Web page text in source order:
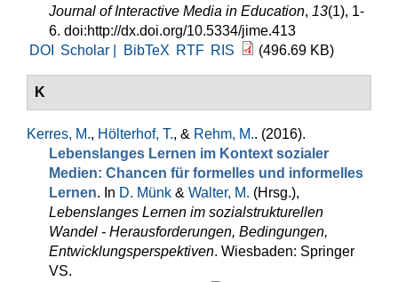
Journal of Interactive Media in Education, 13(1), 1-
6. doi:http://dx.doi.org/10.5334/jime.413
DOI
Scholar | BibTeX RTF RIS (496.69 KB)
K
Kerres, M., Hölterhof, T., & Rehm, M.. (2016).
Lebenslanges Lernen im Kontext sozialer
Medien: Chancen für formelles und informelles
Lernen. In D. Münk & Walter, M. (Hrsg.),
Lebenslanges Lernen im sozialstrukturellen
Wandel - Herausforderungen, Bedingungen,
Entwicklungsperspektiven. Wiesbaden: Springer
VS.